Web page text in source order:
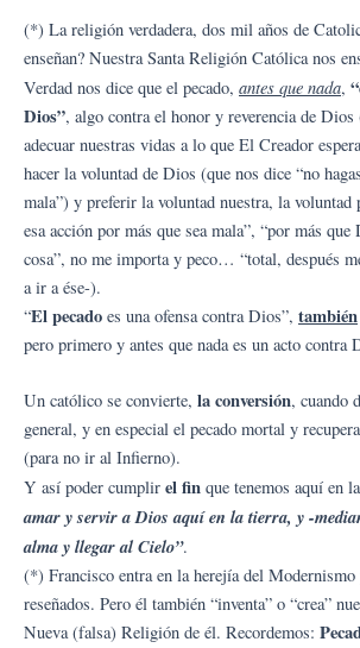
(*) La religión verdadera, dos mil años de
enseñan? Nuestra Santa Religión Católica nos
Verdad nos dice que el pecado, antes que nada,
Dios”, algo contra el honor y reverencia de Dios
adecuar nuestras vidas a lo que El Creador
hacer la voluntad de Dios (que nos dice “no
mala”) y preferir la voluntad nuestra, la voluntad
esa acción por más que sea mala”, “por más
cosa”, no me importa y peco… “total, después
a ir a ése-).
“El pecado es una ofensa contra Dios”, también
pero primero y antes que nada es un acto contra
Un católico se convierte, la conversión, cuando
general, y en especial el pecado mortal y
(para no ir al Infierno).
Y así poder cumplir el fin que tenemos aquí en
amar y servir a Dios aquí en la tierra, y -
alma y llegar al Cielo”.
(*) Francisco entra en la herejía del
reseñados. Pero él también “inventa” o “crea”
Nueva (falsa) Religión de él. Recordemos: